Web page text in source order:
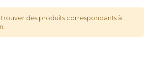
des produits correspondants à